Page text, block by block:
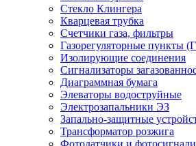
Стекло Клингера
Кварцевая трубка
Счетчики газа, фильтры
Газорегуляторные
Изолирующие соединения
Сигнализаторы
Диаграммная бумага
Элеваторы водоструйные
Электрозапальники ЭЗ
Запально-защитные
Трансформатор розжига
Фотодатчики и